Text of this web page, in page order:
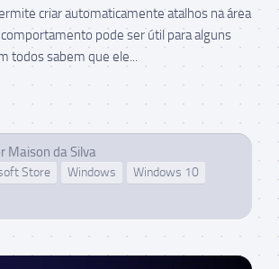
criar automaticamente atalhos na área
pode ser útil para alguns
todos sabem que ele...
Maison da Silva
Store Windows
Windows 10